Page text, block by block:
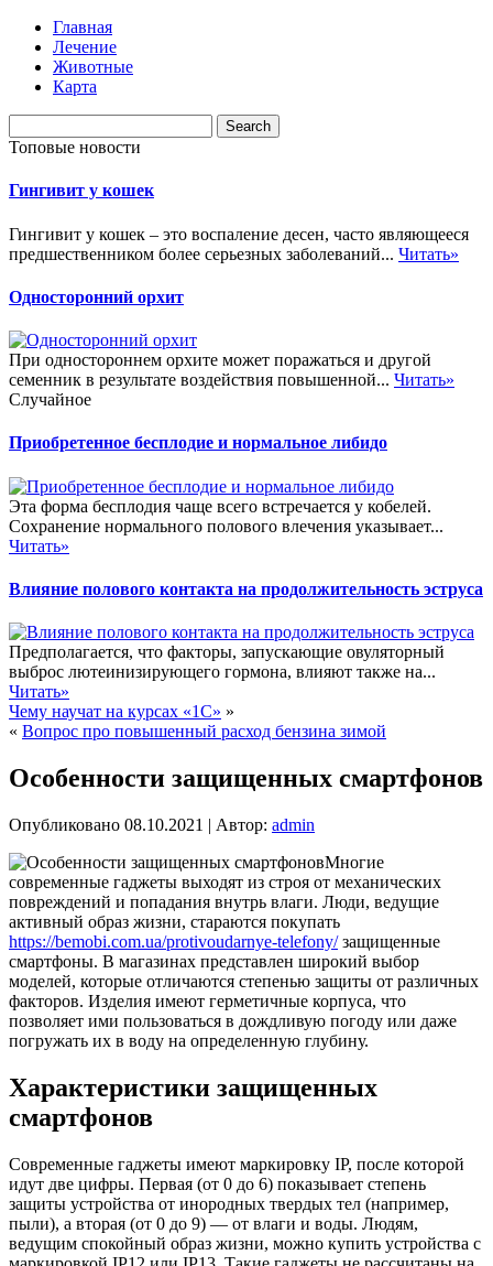
Главная
Лечение
Животные
Карта
Топовые новости
Гингивит у кошек
Гингивит у кошек – это воспаление десен, часто являющееся
предшественником более серьезных заболеваний... Читать»
Односторонний орхит
При одностороннем орхите может поражаться и другой
семенник в результате воздействия повышенной... Читать»
Случайное
Приобретенное бесплодие и нормальное либидо
Эта форма бесплодия чаще всего встречается у кобелей.
Сохранение нормального полового влечения указывает...
Читать»
Влияние полового контакта на продолжительность эструса
Предполагается, что факторы, запускающие овуляторный
выброс лютеинизирующего гормона, влияют также на...
Читать»
Чему научат на курсах «1С» »
« Вопрос про повышенный расход бензина зимой
Особенности защищенных смартфонов
Опубликовано 08.10.2021 | Автор: admin
Многие
современные гаджеты выходят из строя от механических
повреждений и попадания внутрь влаги. Люди, ведущие
активный образ жизни, стараются покупать
https://bemobi.com.ua/protivoudarnye-telefony/защищенные
смартфоны. В магазинах представлен широкий выбор
моделей, которые отличаются степенью защиты от различных
факторов. Изделия имеют герметичные корпуса, что
позволяет ими пользоваться в дождливую погоду или даже
погружать их в воду на определенную глубину.
Характеристики защищенных
смартфонов
Современные гаджеты имеют маркировку IP, после которой
идут две цифры. Первая (от 0 до 6) показывает степень
защиты устройства от инородных твердых тел (например,
пыли), а вторая (от 0 до 9) — от влаги и воды. Людям,
ведущим спокойный образ жизни, можно купить устройства с